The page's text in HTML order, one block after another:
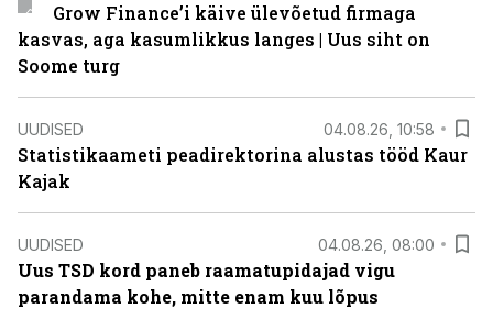
Grow Finance’i käive ülevõetud firmaga
kasvas, aga kasumlikkus langes | Uus siht on
Soome turg
UUDISED 04.08.26, 10:58
Statistikaameti peadirektorina alustas tööd Kaur
Kajak
UUDISED 04.08.26, 08:00
Uus TSD kord paneb raamatupidajad vigu
parandama kohe, mitte enam kuu lõpus